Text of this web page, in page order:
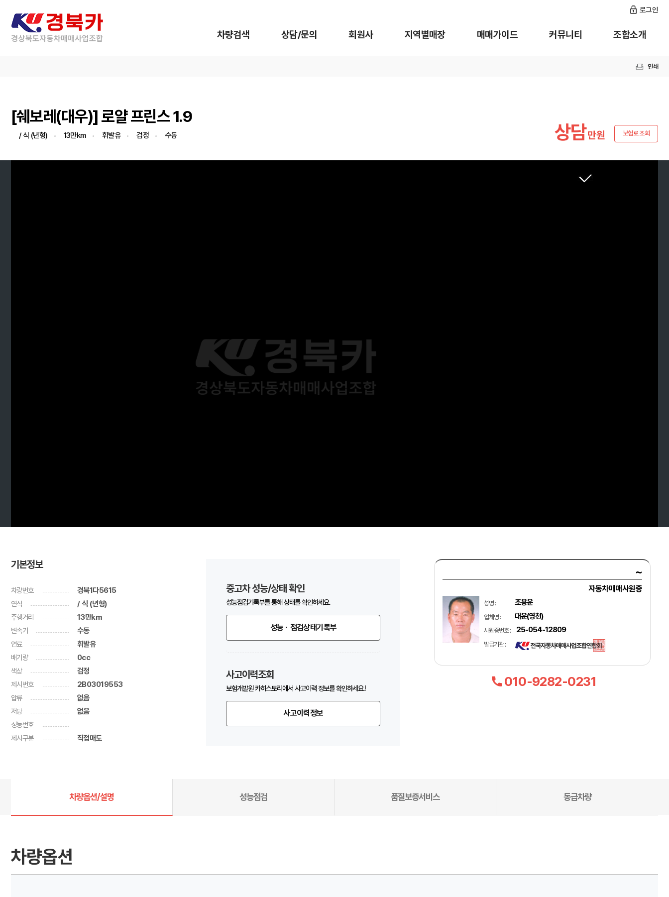
차량검색 상담/문의 회원사 지역별매장 매매가이드 커뮤니티 조합소개
로그인
인쇄
[쉐보레(대우)] 로얄 프린스 1.9
/ 식 (년형) 13만km 휘발유 검정 수동 상담만원 보험료 조회
기본정보
차량번호 경북1다5615
연식 / 식 (년형)
주행거리 13만km
변속기 수동
연료 휘발유
배기량 0cc
색상 검정
제시번호 2B03019553
압류 없음
저당 없음
성능번호
제시구분
직접매도
중고차 성능/상태 확인
성능점검기록부를 통해 상태를 확인하세요.
성능ㆍ점검상태기록부
사고이력조회
보험개발원 카히스토리에서 사고이력 정보를 확인하세요.!
사고이력정보
~
자동차매매사원증
성명 : 조용운
업체명 : 대운(영천)
사원증번호 : 25-054-12809
발급기관 :
010-9282-0231
차량옵션/설명 성능점검 품질보증서비스 동급차량
차량옵션